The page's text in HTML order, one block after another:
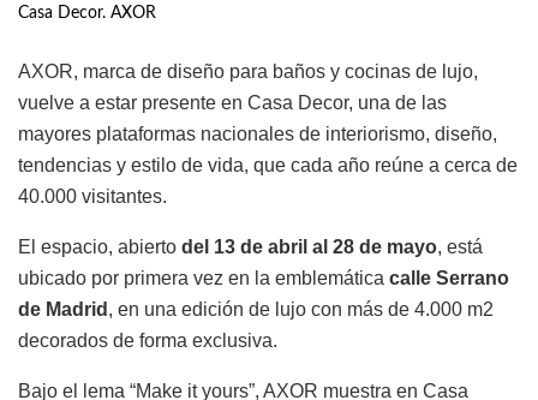
Casa Decor. AXOR
AXOR, marca de diseño para baños y cocinas de lujo,
vuelve a estar presente en Casa Decor, una de las
mayores plataformas nacionales de interiorismo, diseño,
tendencias y estilo de vida, que cada año reúne a cerca de
40.000 visitantes.
El espacio, abierto del 13 de abril al 28 de mayo, está
ubicado por primera vez en la emblemática calle Serrano
de Madrid , en una edición de lujo con más de 4.000 m2
decorados de forma exclusiva.
Bajo el lema “Make it yours”, AXOR muestra en Casa